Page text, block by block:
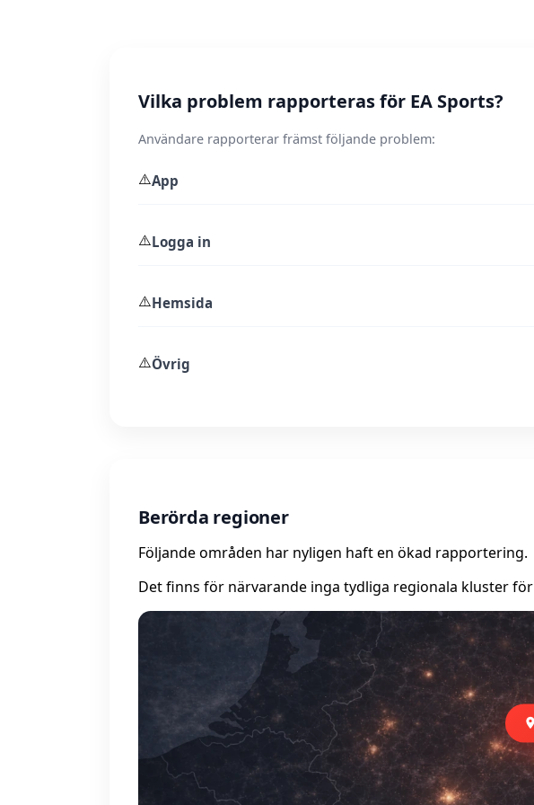
Vilka problem rapporteras för EA Sports?
Användare rapporterar främst följande problem:
⚠️App
⚠️Logga in
⚠️Hemsida
⚠️Övrig
Berörda regioner
Följande områden har nyligen haft en ökad rapportering.
Det finns för närvarande inga tydliga regionala kluster för